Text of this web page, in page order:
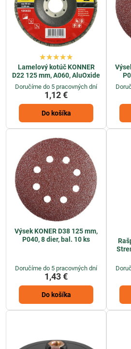
nástroje, na ktoré sa môžete spoľahnúť.
Lamelový kotúč KONNER
D22 125 mm, A060, AluOxide
Doručíme do 5 pracovných dní
1,12 €
Do košíka
Výsek KONER D38 125 mm,
P040, 8 dier, bal. 10 ks
Doručíme do 5 pracovných dní
1,43 €
Do košíka